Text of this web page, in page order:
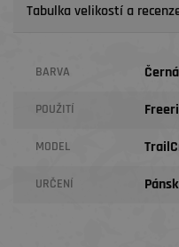
Tabulka velikostí a
BARVA
POUŽITÍ
MODEL
URČENÍ